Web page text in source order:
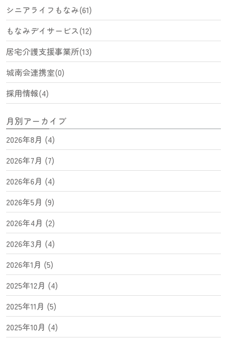
シニアライフもなみ(61)
もなみデイサービス(12)
居宅介護支援事業所(13)
城南会連携室(0)
採用情報(4)
月別アーカイブ
2026年8月 (4)
2026年7月 (7)
2026年6月 (4)
2026年5月 (9)
2026年4月 (2)
2026年3月 (4)
2026年1月 (5)
2025年12月 (4)
2025年11月 (5)
2025年10月 (4)